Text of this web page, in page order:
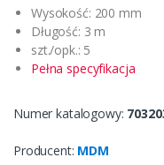
Wysokość: 200 mm
Długość: 3 m
szt./opk.: 5
Pełna specyfikacja
Numer katalogowy:
Producent: MDM